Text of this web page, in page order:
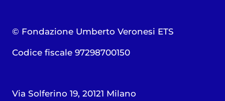
© Fondazione Umberto Veronesi ETS
Codice fiscale 97298700150
Via Solferino 19, 20121 Milano